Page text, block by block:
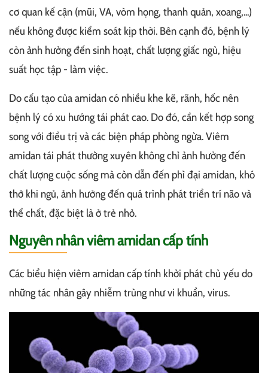
cơ quan kế cận (mũi, VA, vòm họng, thanh quản, xoang,...)
nếu không được kiểm soát kịp thời. Bên cạnh đó, bệnh lý
còn ảnh hưởng đến sinh hoạt, chất lượng giấc ngủ, hiệu
suất học tập - làm việc.
Do cấu tạo của amidan có nhiều khe kẽ, rãnh, hốc nên
bệnh lý có xu hướng tái phát cao. Do đó, cần kết hợp song
song với điều trị và các biện pháp phòng ngừa. Viêm
amidan tái phát thường xuyên không chỉ ảnh hưởng đến
chất lượng cuộc sống mà còn dẫn đến phì đại amidan, khó
thở khi ngủ, ảnh hưởng đến quá trình phát triển trí não và
thể chất, đặc biệt là ở trẻ nhỏ.
Nguyên nhân viêm amidan cấp tính
Các biểu hiện viêm amidan cấp tính khởi phát chủ yếu do
những tác nhân gây nhiễm trùng như vi khuẩn, virus.